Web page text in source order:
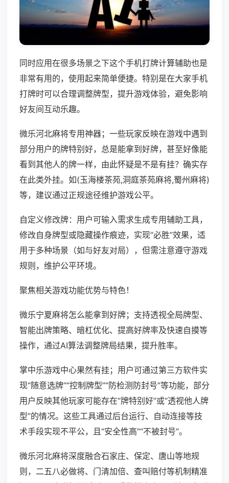
同时应用在很多场景之下这个手机打牌计算辅助也是
非常有用的，使用起来简单便捷。特别是在大家手机
打牌时可以合理调整牌型，提升游戏体验，避免影响
好友间互动乐趣。
微乐河北麻将专用神器；一些玩家反映在游戏中遇到
部分用户的牌特别好，总是能拿到好牌，甚至好像能
看到其他人的牌一样，由此怀疑是不是有挂？确实存
在此类外挂。如(玉海楼茶苑,洞庭茶苑麻将,蜀州麻将)
等，建议通过正规途径维护游戏公平。
自定义修改牌：用户可输入需求生成专用辅助工具，
修改自身牌型或隐藏操作痕迹，实现“必胜”效果，适
用于多种场景（如与好友对局），但需注意遵守游戏
规则，维护公平环境。
聚焦相关游戏功能优势与特色！
微乐宁夏麻将怎么能拿到好牌；支持透视全局牌型、
智能出牌策略、暗杠优化、提高好牌率及快速自摸等
操作，通过AI算法调整牌局结果，提升胜率。
掌中乐游戏中心果然有挂；用户可通过第三方软件实
现“随意选牌”“控制牌型”“防检测防封号”等功能，部分
用户反映其他玩家可能存在“牌特别好”或“透视他人牌
型”的情况。这些工具通过后台运行、自动连接等技
术手段实现不平公，且“安全性高”“不被封号”。
微乐河北麻将深度融合石家庄、保定、唐山等地规
则，二五八必做将、门清加倍、查叫赔付等机制精准